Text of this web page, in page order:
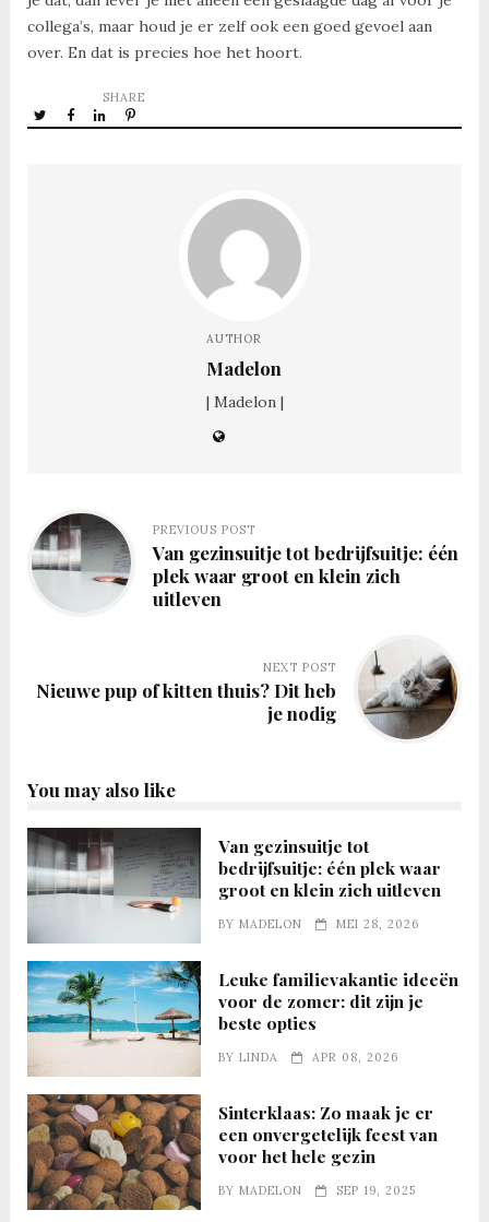
collega’s, maar houd je er zelf ook een goed gevoel aan
over. En dat is precies hoe het hoort.
SHARE
AUTHOR
Madelon
| Madelon |
PREVIOUS POST
Van gezinsuitje tot bedrijfsuitje: één
plek waar groot en klein zich
uitleven
NEXT POST
Nieuwe pup of kitten thuis? Dit heb
je nodig
You may also like
Van gezinsuitje tot
bedrijfsuitje: één plek waar
groot en klein zich uitleven
BYMADELON MEI 28, 2026
Leuke familievakantie ideeën
voor de zomer: dit zijn je
beste opties
BYLINDA APR 08, 2026
Sinterklaas: Zo maak je er
een onvergetelijk feest van
voor het hele gezin
BYMADELON SEP 19, 2025